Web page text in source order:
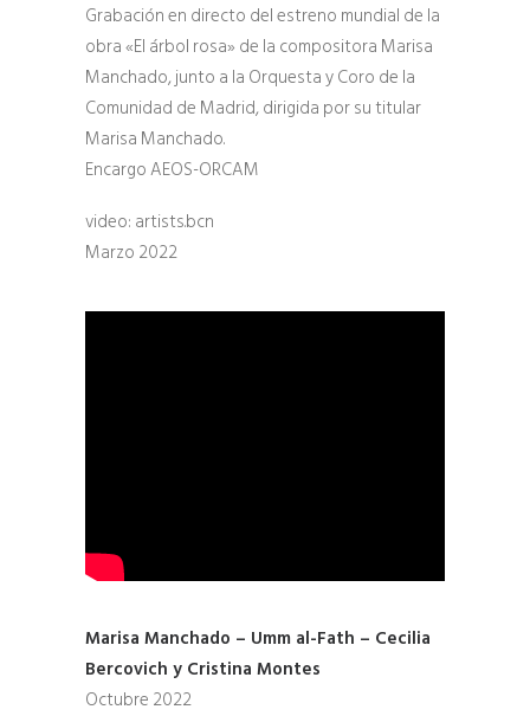
Grabación en directo del estreno mundial de la
obra «El árbol rosa» de la compositora Marisa
Manchado, junto a la Orquesta y Coro de la
Comunidad de Madrid, dirigida por su titular
Marisa Manchado.
Encargo AEOS-ORCAM
video: artists.bcn
Marzo 2022
Marisa Manchado – Umm al-Fath – Cecilia
Bercovich y Cristina Montes
Octubre 2022